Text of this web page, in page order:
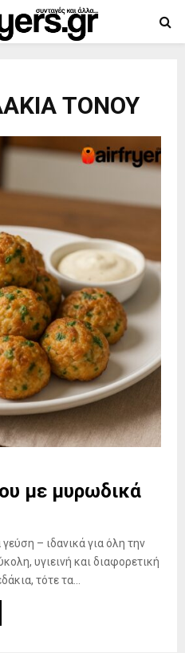
ΤΟΝΟΥ
με μυρωδικά
– ιδανικά για όλη την
υγιεινή και διαφορετική
τότε τα...